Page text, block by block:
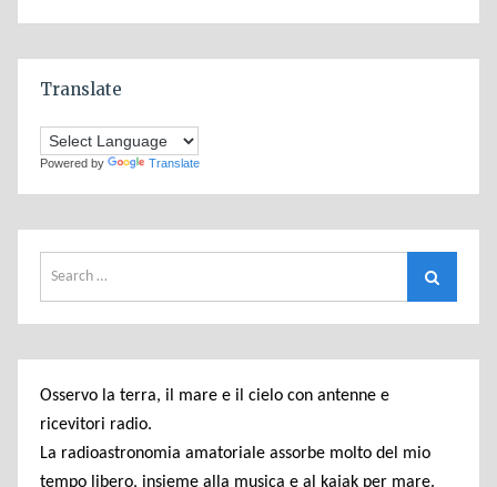
Translate
Powered by Translate
for:
Search
Osservo la terra, il mare e il cielo con antenne e
ricevitori radio.
La radioastronomia amatoriale assorbe molto del mio
tempo libero, insieme alla musica e al kajak per mare.